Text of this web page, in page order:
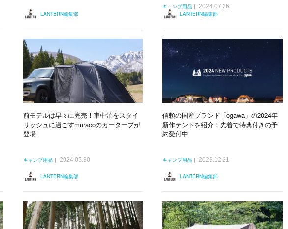
LANTERN編集部
キャンプ用品
2024.07.26
LANTERN編集部
前モデルは早々に完売！車中泊をスタイ
リッシュに過ごすmuracoのカータープが
登場
キャンプ用品 2024.05.30
LANTERN編集部
信頼の国産ブランド「ogawa」の2024年
新作テントを紹介！先着で特典付きの予
約受付中
キャンプ用品 2023.12.21
LANTERN編集部